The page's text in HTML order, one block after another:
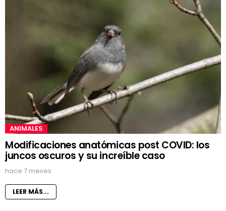
ANIMALES
Modificaciones anatómicas post COVID: los
juncos oscuros y su increíble caso
hace 7 meses
LEER MÁS...